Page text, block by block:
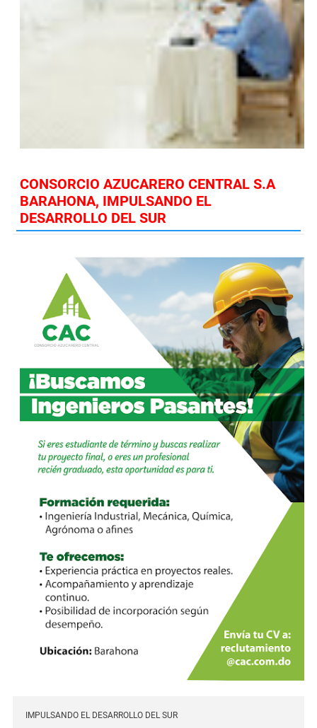
CONSORCIO AZUCARERO CENTRAL S.A
BARAHONA, IMPULSANDO EL
DESARROLLO DEL SUR
IMPULSANDO EL DESARROLLO DEL SUR